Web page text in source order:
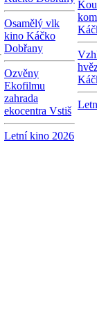
Osamělý vlk
kino Káčko
Dobřany
Ozvěny
Ekofilmu
zahrada
ekocentra Vstiš
Letní kino 2026